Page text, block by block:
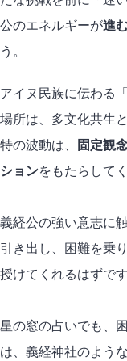
公のエネルギーが進
う。
アイヌ民族に伝わる
場所は、多文化共生
特の波動は、
固定観
ションをもたらして
義経公の強い意志に
引き出し、困難を乗
授けてくれるはずです
星の窓の占いでも、
は、義経神社のよう